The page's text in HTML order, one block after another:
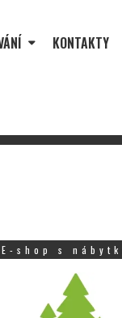
KONTAKTY
E-shop s